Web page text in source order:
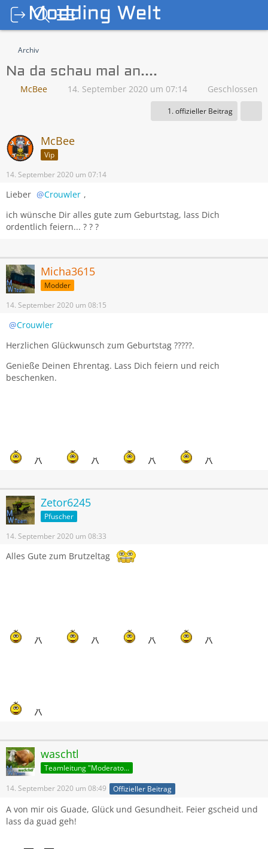
Archiv
Na da schau mal an....
McBee 14. September 2020 um 07:14 Geschlossen
1. offizieller Beitrag
McBee
Vip
14. September 2020 um 07:14
Lieber Crouwler ,
ich wünsche Dir alles gute zum Geburtstag, lass Dich
ordentlich feiern... ? ? ?
Micha3615
Modder
14. September 2020 um 08:15
Crouwler
Herzlichen Glückwunsch zum Geburtstag ?????.
Genieße Deinen Ehrentag. Lass Dich feiern und reich
beschenken.
Zetor6245
Pfuscher
14. September 2020 um 08:33
Alles Gute zum Brutzeltag
waschtl
Teamleitung "Moderatoren"
14. September 2020 um 08:49 Offizieller Beitrag
A von mir ois Guade, Glück und Gesundheit. Feier gscheid und
lass da guad geh!